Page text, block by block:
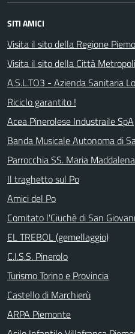
SITI AMICI
Visita il sito della Regione
Visita il sito della Città
A.S.L.TO3 - Azienda Sanitaria
Riciclo garantito !
Acea Pinerolese Industraile SpA
Banda Musicale Autonoma di
Parrocchia SS. Maria
Il traghetto sul Po
Amici del Po
Comitato l'Ciuchè di San
EL TREBOL (gemellaggio)
C.I.S.S. Pinerolo
Turismo Torino e Provincia
Castello di Marchierù
ARPA Piemonte